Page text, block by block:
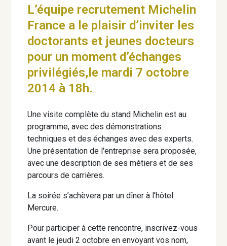
L’équipe recrutement Michelin
France a le plaisir d’inviter les
doctorants et jeunes docteurs
pour un moment d’échanges
privilégiés,le mardi 7 octobre
2014 à 18h.
Une visite complète du stand Michelin est au
programme, avec des démonstrations
techniques et des échanges avec des experts.
Une présentation de l'entreprise sera proposée,
avec une description de ses métiers et de ses
parcours de carrières.
La soirée s’achèvera par un dîner à l’hôtel
Mercure.
Pour participer à cette rencontre, inscrivez-vous
avant le jeudi 2 octobre en envoyant vos nom,